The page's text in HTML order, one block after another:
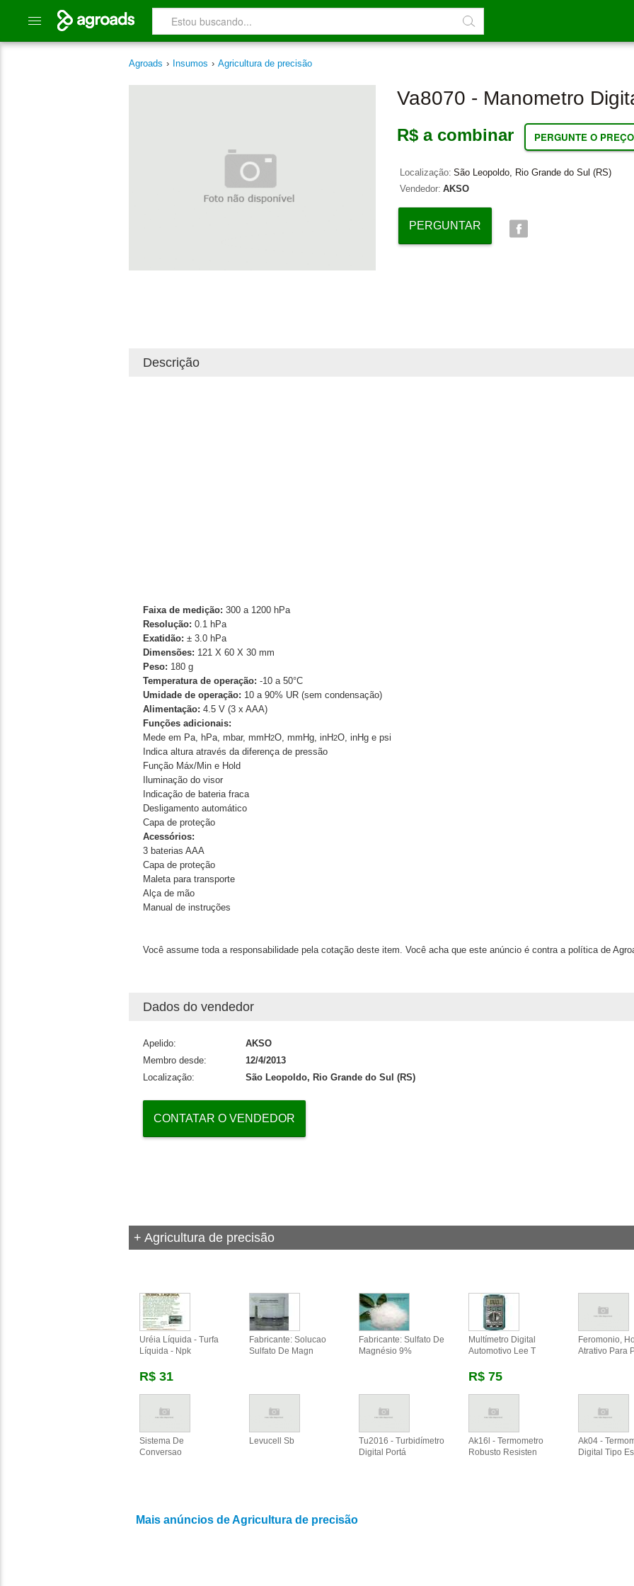
Agroads › Insumos › Agricultura de precisão
Va8070 - Manometro
R$ a combinar PERGUNTE O PREÇO
Localização: São Leopoldo, Rio Grande do Sul (RS)
Vendedor: AKSO
PERGUNTAR
Descrição
Faixa de medição: 300 a 1200 hPa
Resolução: 0.1 hPa
Exatidão: ± 3.0 hPa
Dimensões: 121 X 60 X 30 mm
Peso: 180 g
Temperatura de operação: -10 a 50°C
Umidade de operação: 10 a 90% UR (sem condensação)
Alimentação: 4.5 V (3 x AAA)
Funções adicionais:
Mede em Pa, hPa, mbar, mmH2O, mmHg, inH2O, inHg e psi
Indica altura através da diferença de pressão
Função Máx/Min e Hold
Iluminação do visor
Indicação de bateria fraca
Desligamento automático
Capa de proteção
Acessórios:
3 baterias AAA
Capa de proteção
Maleta para transporte
Alça de mão
Manual de instruções
Você assume toda a responsabilidade pela cotação deste item. Você acha que este anúncio é contra a política de
Dados do vendedor
Apelido:
AKSO
Membro desde:
12/4/2013
Localização:
São Leopoldo, Rio Grande do Sul (RS)
CONTATAR O VENDEDOR
+ Agricultura de precisão
Uréia Líquida - Turfa
Líquida - Npk
R$ 31
Fabricante: Solucao
Sulfato De Magn
Fabricante: Sulfato De
Magnésio 9%
Multímetro Digital
Automotivo Lee T
R$ 75
Feromonio,
Atrativo Para
Sistema De
Conversao
Levucell Sb
Tu2016 - Turbidímetro
Digital Portá
Ak16l - Termometro
Robusto Resisten
Ak04 -
Digital Tipo
Mais anúncios de Agricultura de precisão